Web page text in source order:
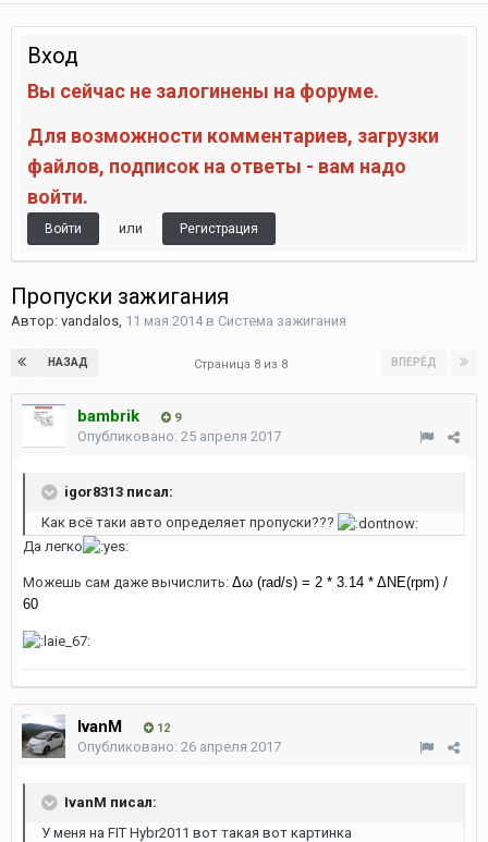
Вход
Вы сейчас не залогинены на форуме.
Для возможности комментариев, загрузки
файлов, подписок на ответы - вам надо
войти.
Войти или Регистрация
Пропуски зажигания
Автор: vandalos, 11 мая 2014в Система зажигания
НАЗАД ВПЕРЁД
Страница 8 из 8
bambrik 9
Опубликовано: 25 апреля 2017
igor8313 писал:
Как всё таки авто определяет пропуски???
Да легко
Можешь сам даже вычислить: Δω (rad/s) = 2 * 3.14 * ΔNE(rpm) /
60
IvanM 12
Опубликовано: 26 апреля 2017
IvanM писал:
У меня на FIT Hybr2011 вот такая вот картинка